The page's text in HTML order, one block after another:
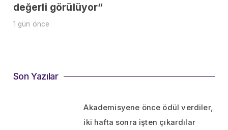
değerli görülüyor”
1 gün önce
Son Yazılar
Akademisyene önce ödül verdiler,
iki hafta sonra işten çıkardılar